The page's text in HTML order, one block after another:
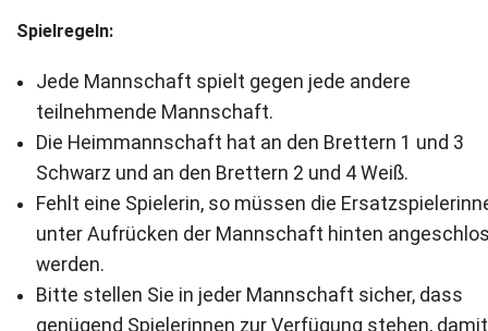
Spielregeln:
Jede Mannschaft spielt gegen jede andere
teilnehmende Mannschaft.
Die Heimmannschaft hat an den Brettern 1 und 3
Schwarz und an den Brettern 2 und 4 Weiß.
Fehlt eine Spielerin, so müssen die
unter Aufrücken der Mannschaft hinten
werden.
Bitte stellen Sie in jeder Mannschaft sicher, dass
genügend Spielerinnen zur Verfügung stehen,